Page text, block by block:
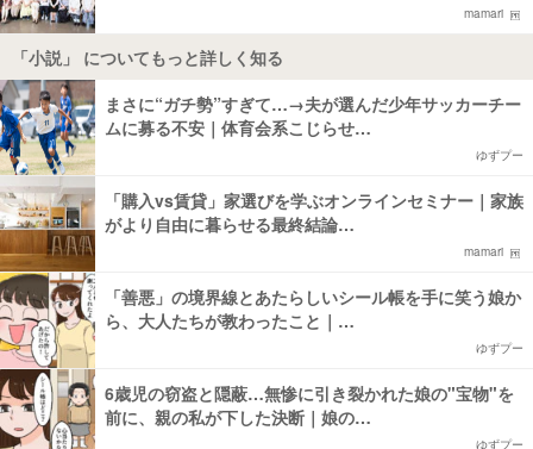
mamari
「小説」 についてもっと詳しく知る
まさに“ガチ勢”すぎて…→夫が選んだ少年サッカーチー
ムに募る不安｜体育会系こじらせ…
ゆずプー
「購入vs賃貸」家選びを学ぶオンラインセミナー｜家族
がより自由に暮らせる最終結論…
mamari
「善悪」の境界線とあたらしいシール帳を手に笑う娘か
ら、大人たちが教わったこと｜…
ゆずプー
6歳児の窃盗と隠蔽…無惨に引き裂かれた娘の"宝物"を
前に、親の私が下した決断｜娘の…
ゆずプー